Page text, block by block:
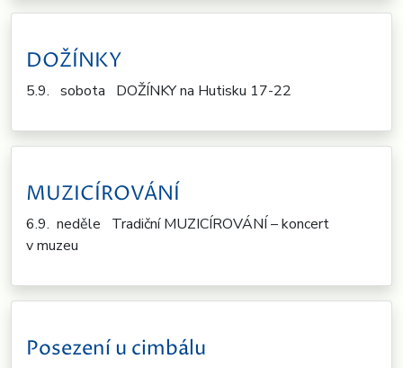
DOŽÍNKY
5.9. sobota DOŽÍNKY na Hutisku 17-22
MUZICÍROVÁNÍ
6.9. neděle Tradiční MUZICÍROVÁNÍ – koncert
v muzeu
Posezení u cimbálu